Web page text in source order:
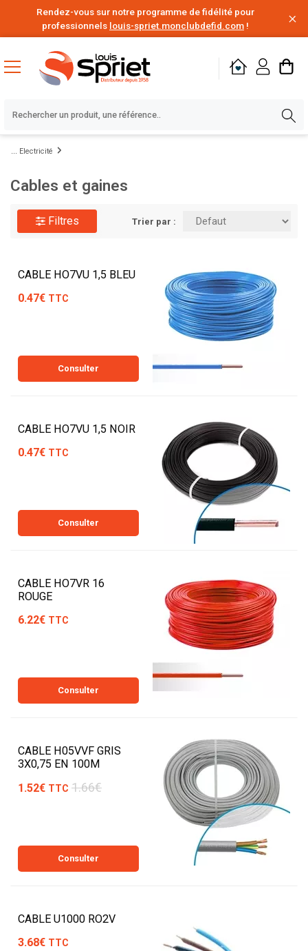
Rendez-vous sur notre programme de fidélité pour
professionnels louis-spriet.monclubdefid.com !
Electricité
Cables et gaines
Filtres Trier par :
CABLE HO7VU 1,5 BLEU
0.47€ TTC
Consulter
CABLE HO7VU 1,5 NOIR
0.47€ TTC
Consulter
CABLE HO7VR 16
ROUGE
6.22€ TTC
Consulter
CABLE H05VVF GRIS
3X0,75 EN 100M
1.52€ TTC 1.66€
Consulter
CABLE U1000 RO2V
3.68€ TTC